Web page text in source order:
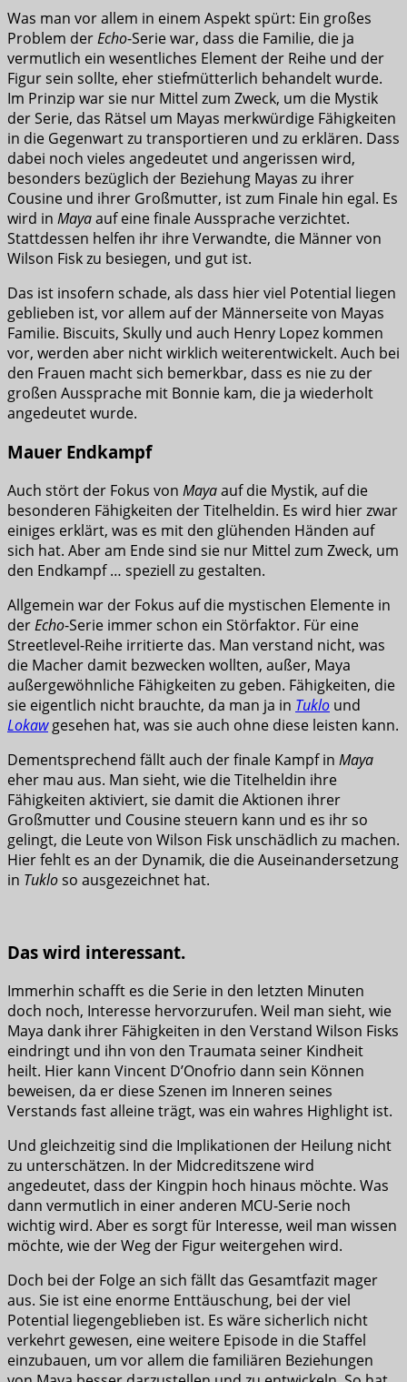
Was man vor allem in einem Aspekt spürt: Ein großes
Problem derEcho-Serie war, dass die Familie, die ja
vermutlich ein wesentliches Element der Reihe und der
Figur sein sollte, eher stiefmütterlich behandelt wurde.
Im Prinzip war sie nur Mittel zum Zweck, um die Mystik
der Serie, das Rätsel um Mayas merkwürdige Fähigkeiten
in die Gegenwart zu transportieren und zu erklären. Dass
dabei noch vieles angedeutet und angerissen wird,
besonders bezüglich der Beziehung Mayas zu ihrer
Cousine und ihrer Großmutter, ist zum Finale hin egal. Es
wird in Mayaauf eine finale Aussprache verzichtet.
Stattdessen helfen ihr ihre Verwandte, die Männer von
Wilson Fisk zu besiegen, und gut ist.
Das ist insofern schade, als dass hier viel Potential liegen
geblieben ist, vor allem auf der Männerseite von Mayas
Familie. Biscuits, Skully und auch Henry Lopez kommen
vor, werden aber nicht wirklich weiterentwickelt. Auch bei
den Frauen macht sich bemerkbar, dass es nie zu der
großen Aussprache mit Bonnie kam, die ja wiederholt
angedeutet wurde.
Mauer Endkampf
Auch stört der Fokus von Mayaauf die Mystik, auf die
besonderen Fähigkeiten der Titelheldin. Es wird hier zwar
einiges erklärt, was es mit den glühenden Händen auf
sich hat. Aber am Ende sind sie nur Mittel zum Zweck, um
den Endkampf … speziell zu gestalten.
Allgemein war der Fokus auf die mystischen Elemente in
derEcho-Serie immer schon ein Störfaktor. Für eine
Streetlevel-Reihe irritierte das. Man verstand nicht, was
die Macher damit bezwecken wollten, außer, Maya
außergewöhnliche Fähigkeiten zu geben. Fähigkeiten, die
sie eigentlich nicht brauchte, da man ja in Tuklo und
Lokawgesehen hat, was sie auch ohne diese leisten kann.
Dementsprechend fällt auch der finale Kampf in Maya
eher mau aus. Man sieht, wie die Titelheldin ihre
Fähigkeiten aktiviert, sie damit die Aktionen ihrer
Großmutter und Cousine steuern kann und es ihr so
gelingt, die Leute von Wilson Fisk unschädlich zu machen.
Hier fehlt es an der Dynamik, die die Auseinandersetzung
in Tukloso ausgezeichnet hat.
Das wird interessant.
Immerhin schafft es die Serie in den letzten Minuten
doch noch, Interesse hervorzurufen. Weil man sieht, wie
Maya dank ihrer Fähigkeiten in den Verstand Wilson Fisks
eindringt und ihn von den Traumata seiner Kindheit
heilt. Hier kann Vincent D’Onofrio dann sein Können
beweisen, da er diese Szenen im Inneren seines
Verstands fast alleine trägt, was ein wahres Highlight ist.
Und gleichzeitig sind die Implikationen der Heilung nicht
zu unterschätzen. In der Midcreditszene wird
angedeutet, dass der Kingpin hoch hinaus möchte. Was
dann vermutlich in einer anderen MCU-Serie noch
wichtig wird. Aber es sorgt für Interesse, weil man wissen
möchte, wie der Weg der Figur weitergehen wird.
Doch bei der Folge an sich fällt das Gesamtfazit mager
aus. Sie ist eine enorme Enttäuschung, bei der viel
Potential liegengeblieben ist. Es wäre sicherlich nicht
verkehrt gewesen, eine weitere Episode in die Staffel
einzubauen, um vor allem die familiären Beziehungen